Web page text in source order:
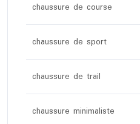
chaussure de course
chaussure de sport
chaussure de trail
chaussure minimaliste